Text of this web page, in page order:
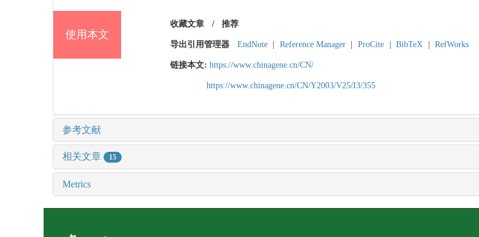
使用本文
收藏文章 / 推荐
导出引用管理器 EndNote Reference Manager ProCite BibTeX RefWorks
链接本文: https://www.chinagene.cn/CN/
https://www.chinagene.cn/CN/Y2003/V25/I3/355
参考文献
相关文章 15
Metrics